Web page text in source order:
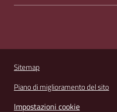
Sitemap
Piano di miglioramento del sito
Impostazioni cookie